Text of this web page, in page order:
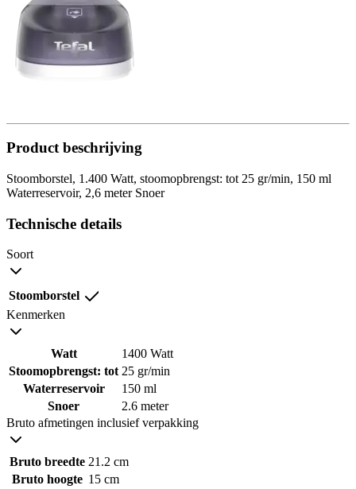
Product beschrijving
Stoomborstel, 1.400 Watt, stoomopbrengst: tot 25 gr/min, 150 ml
Waterreservoir, 2,6 meter Snoer
Technische details
Soort
Stoomborstel
Kenmerken
Watt
1400 Watt
Stoomopbrengst: tot 25 gr/min
Waterreservoir
150 ml
Snoer
2.6 meter
Bruto afmetingen inclusief verpakking
Bruto breedte 21.2 cm
Bruto hoogte 15 cm